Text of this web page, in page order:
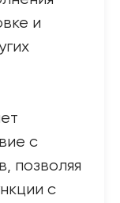
и
с
позволяя
с